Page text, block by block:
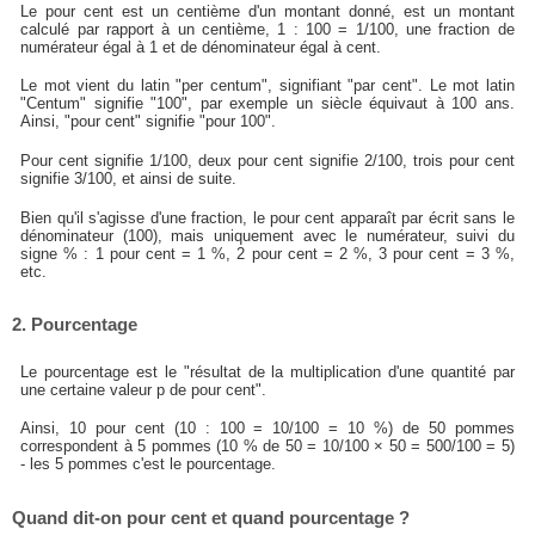
Le pour cent est un centième d'un montant donné, est un montant
calculé par rapport à un centième, 1 : 100 = 1/100, une fraction de
numérateur égal à 1 et de dénominateur égal à cent.
Le mot vient du latin "per centum", signifiant "par cent". Le mot latin
"Centum" signifie "100", par exemple un siècle équivaut à 100 ans.
Ainsi, "pour cent" signifie "pour 100".
Pour cent signifie 1/100, deux pour cent signifie 2/100, trois pour cent
signifie 3/100, et ainsi de suite.
Bien qu'il s'agisse d'une fraction, le pour cent apparaît par écrit sans le
dénominateur (100), mais uniquement avec le numérateur, suivi du
signe % : 1 pour cent = 1 %, 2 pour cent = 2 %, 3 pour cent = 3 %,
etc.
2. Pourcentage
Le pourcentage est le "résultat de la multiplication d'une quantité par
une certaine valeur p de pour cent".
Ainsi, 10 pour cent (10 : 100 = 10/100 = 10 %) de 50 pommes
correspondent à 5 pommes (10 % de 50 = 10/100 × 50 = 500/100 = 5)
- les 5 pommes c'est le pourcentage.
Quand dit-on pour cent et quand pourcentage ?